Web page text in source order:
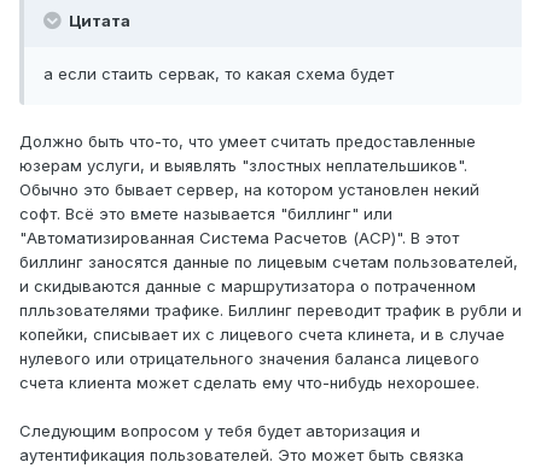
Цитата
а если стаить сервак, то какая схема будет
Должно быть что-то, что умеет считать предоставленные
юзерам услуги, и выявлять "злостных неплательшиков".
Обычно это бывает сервер, на котором установлен некий
софт. Всё это вмете называется "биллинг" или
"Автоматизированная Система Расчетов (АСР)". В этот
биллинг заносятся данные по лицевым счетам пользователей,
и скидываются данные с маршрутизатора о потраченном
плльзователями трафике. Биллинг переводит трафик в рубли и
копейки, списывает их с лицевого счета клинета, и в случае
нулевого или отрицательного значения баланса лицевого
счета клиента может сделать ему что-нибудь нехорошее.
Следующим вопросом у тебя будет авторизация и
аутентификация пользователей. Это может быть связка